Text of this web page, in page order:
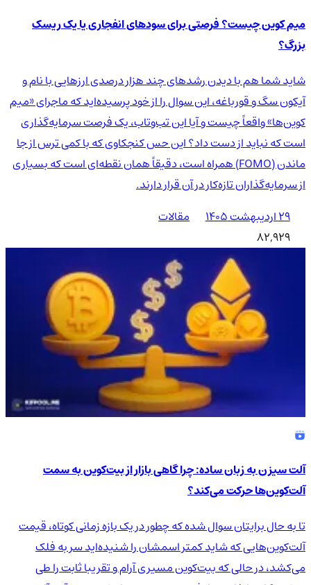
میم کوین چیست؟ فرصتی برای سودهای انفجاری یا یک ریسک
بزرگ؟
شاید شما هم با دیدن رشدهای چند هزار درصدی ارزهایی با نام و
آیکون سگ و قورباغه، این سوال را از خود پرسیده‌اید که ماجرای «میم
کوین‌ها» واقعاً چیست و آیا این تب‌وتاب، یک فرصت سرمایه‌گذاری
است که نباید از دست داد؟ این حس کنجکاوی که با کمی ترس از جا
ماندن (FOMO) همراه است، دقیقاً همان نقطه‌ای است که بسیاری
از سرمایه‌گذاران تازه‌کار در آن قرار دارند.
۲۹ اردیبهشت ۱۴۰۵
مقالات
82,929
آلت سیزن به زبان ساده: چرا گاهی بازار از بیت‌کوین به سمت
آلت‌کوین‌ها حرکت می‌کند؟
تا به حال برایتان سوال شده که چطور در یک بازه زمانی کوتاه، قیمت
آلت‌کوین‌هایی که شاید کمتر اسمشان را شنیده‌اید سر به فلک
می‌کشد، در حالی که بیت‌کوین مسیری آرام و تقریبا ثابت را طی